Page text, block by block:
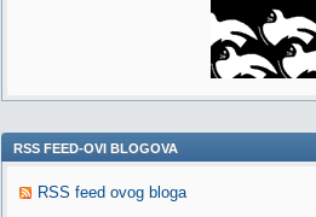
RSS FEED-OVI BLOGOVA
RSS feed ovog bloga